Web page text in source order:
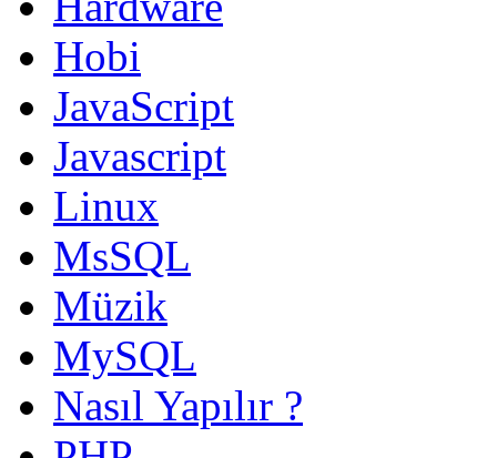
Hobi
JavaScript
Javascript
Linux
MsSQL
Müzik
MySQL
Nasıl Yapılır ?